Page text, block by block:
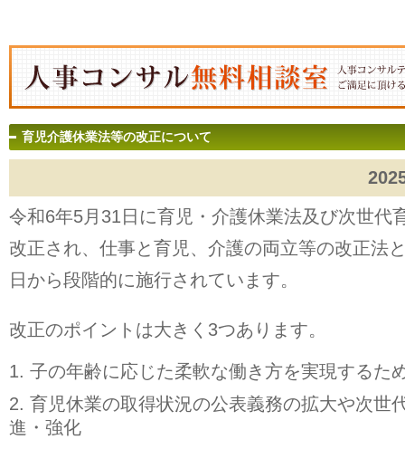
育児介護休業法等の改正について
令和6年5月31日に育児・介護休業法及び次世代
改正され、仕事と育児、介護の両立等の改正法
日から段階的に施行されています。
改正のポイントは大きく3つあります。
子の年齢に応じた柔軟な働き方を実現するた
育児休業の取得状況の公表義務の拡大や次世
進・強化